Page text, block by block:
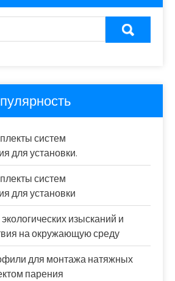
систем
для установки.
систем
для установки
изысканий и
на окружающую среду
для монтажа натяжных
парения